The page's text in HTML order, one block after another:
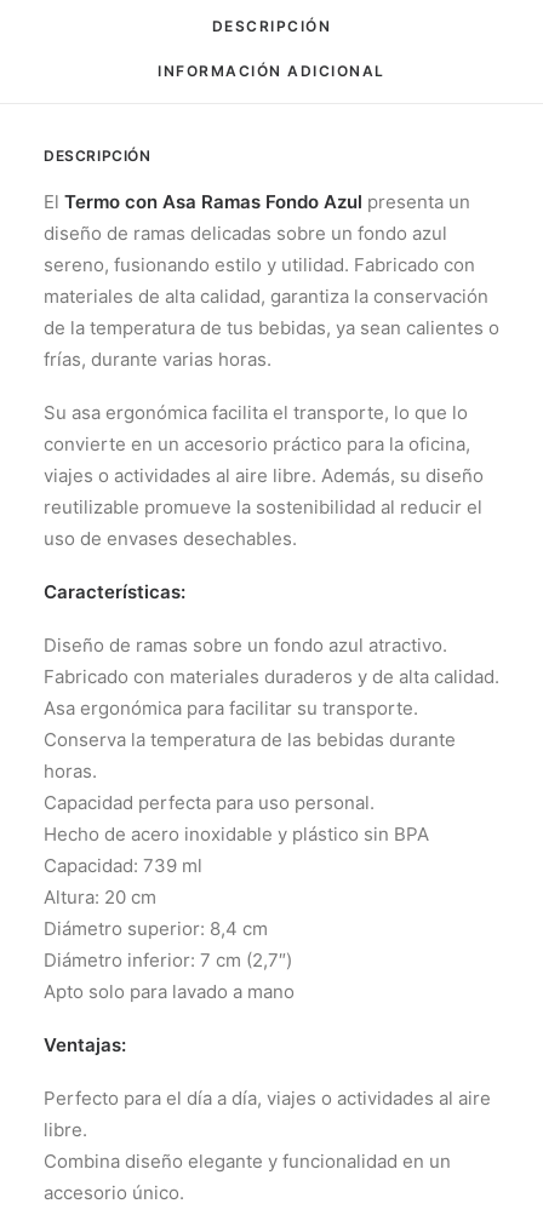
DESCRIPCIÓN
INFORMACIÓN ADICIONAL
DESCRIPCIÓN
El Termo con Asa Ramas Fondo Azul presenta un
diseño de ramas delicadas sobre un fondo azul
sereno, fusionando estilo y utilidad. Fabricado con
materiales de alta calidad, garantiza la conservación
de la temperatura de tus bebidas, ya sean calientes o
frías, durante varias horas.
Su asa ergonómica facilita el transporte, lo que lo
convierte en un accesorio práctico para la oficina,
viajes o actividades al aire libre. Además, su diseño
reutilizable promueve la sostenibilidad al reducir el
uso de envases desechables.
Características:
Diseño de ramas sobre un fondo azul atractivo.
Fabricado con materiales duraderos y de alta calidad.
Asa ergonómica para facilitar su transporte.
Conserva la temperatura de las bebidas durante
horas.
Capacidad perfecta para uso personal.
Hecho de acero inoxidable y plástico sin BPA
Capacidad: 739 ml
Altura: 20 cm
Diámetro superior: 8,4 cm
Diámetro inferior: 7 cm (2,7″)
Apto solo para lavado a mano
Ventajas:
Perfecto para el día a día, viajes o actividades al aire
libre.
Combina diseño elegante y funcionalidad en un
accesorio único.